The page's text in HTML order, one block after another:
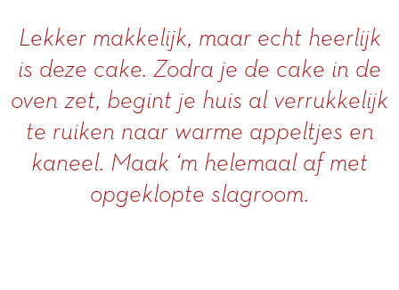
Lekker makkelijk, maar echt heerlijk
is deze cake. Zodra je de cake in de
oven zet, begint je huis al verrukkelijk
te ruiken naar warme appeltjes en
kaneel. Maak ‘m helemaal af met
opgeklopte slagroom.